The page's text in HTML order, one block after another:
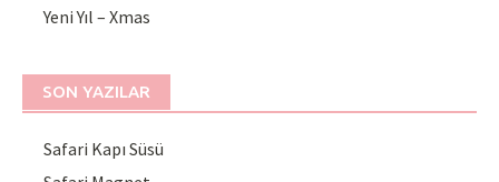
Yeni Yıl – Xmas
SON YAZILAR
Safari Kapı Süsü